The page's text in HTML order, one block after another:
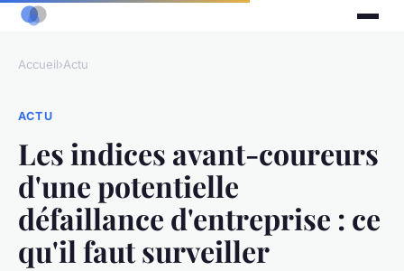
Accueil›Actu
ACTU
Les indices avant-coureurs
d'une potentielle
défaillance d'entreprise : ce
qu'il faut surveiller